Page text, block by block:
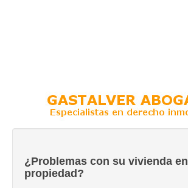
¿Problemas con su vivienda en
propiedad?